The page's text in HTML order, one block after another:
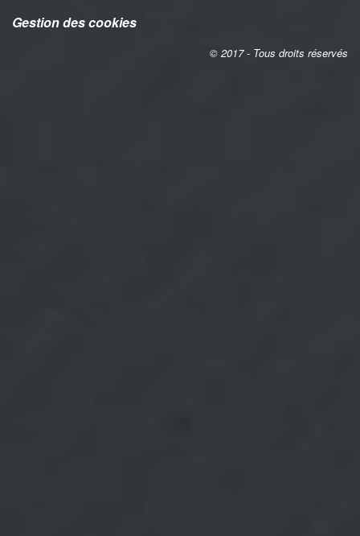
Gestion des cookies
© 2017 - Tous droits réservés